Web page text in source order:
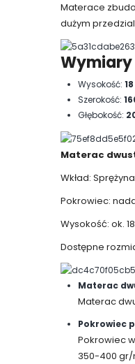
Materace
dużym
Wysokość:
Szerokość:
Głębokość:
Materac
Wkład:
Pokrowiec:
Wysokość: ok.
Dostępne
Materac
Materac
Pokrowiec
Pokrowiec
350-400 gr/